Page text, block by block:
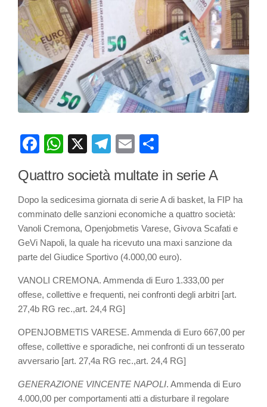
Facebook
WhatsApp
X Telegram
Email
Quattro società multate in serie A
Dopo la sedicesima giornata di serie A di basket, la FIP ha
comminato delle sanzioni economiche a quattro società:
Vanoli Cremona, Openjobmetis Varese, Givova Scafati e
GeVi Napoli, la quale ha ricevuto una maxi sanzione da
parte del Giudice Sportivo (4.000,00 euro).
VANOLI CREMONA. Ammenda di Euro 1.333,00 per
offese, collettive e frequenti, nei confronti degli arbitri [art.
27,4b RG rec.,art. 24,4 RG]
OPENJOBMETIS VARESE. Ammenda di Euro 667,00 per
offese, collettive e sporadiche, nei confronti di un tesserato
avversario [art. 27,4a RG rec.,art. 24,4 RG]
GENERAZIONE VINCENTE NAPOLI. Ammenda di Euro
4.000,00 per comportamenti atti a disturbare il regolare